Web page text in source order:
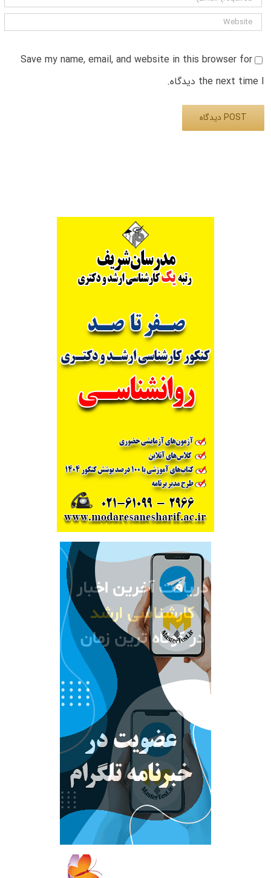
Save my name, email, and website in this browser for
the next time I دیدگاه.